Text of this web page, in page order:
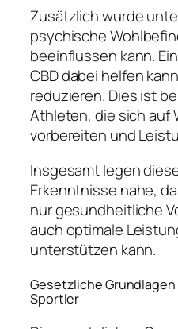
Zusätzlich wurde
psychische
beeinflussen kann.
CBD dabei helfen
reduzieren. Dies ist
Athleten, die sich auf
vorbereiten und
Insgesamt legen
Erkenntnisse nahe,
nur gesundheitliche
auch optimale
unterstützen kann.
Gesetzliche Grundlagen
Sportler